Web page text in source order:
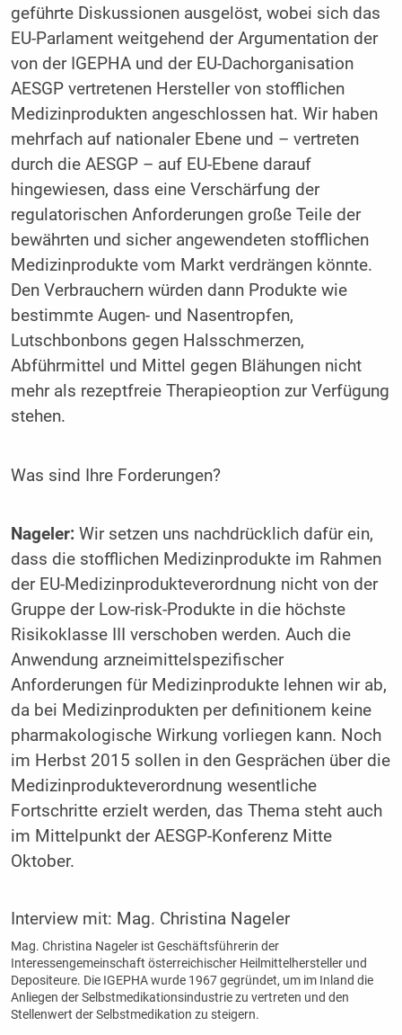
geführte Diskussionen ausgelöst, wobei sich das
EU-Parlament weitgehend der Argumentation der
von der IGEPHA und der EU-Dachorganisation
AESGP vertretenen Hersteller von stofflichen
Medizinprodukten angeschlossen hat. Wir haben
mehrfach auf nationaler Ebene und – vertreten
durch die AESGP – auf EU-Ebene darauf
hingewiesen, dass eine Verschärfung der
regulatorischen Anforderungen große Teile der
bewährten und sicher angewendeten stofflichen
Medizinprodukte vom Markt verdrängen könnte.
Den Verbrauchern würden dann Produkte wie
bestimmte Augen- und Nasentropfen,
Lutschbonbons gegen Halsschmerzen,
Abführmittel und Mittel gegen Blähungen nicht
mehr als rezeptfreie Therapieoption zur Verfügung
stehen.
Was sind Ihre Forderungen?
Nageler:Wir setzen uns nachdrücklich dafür ein,
dass die stofflichen Medizinprodukte im Rahmen
der EU-Medizinprodukteverordnung nicht von der
Gruppe der Low-risk-Produkte in die höchste
Risikoklasse III verschoben werden. Auch die
Anwendung arzneimittelspezifischer
Anforderungen für Medizinprodukte lehnen wir ab,
da bei Medizinprodukten per definitionem keine
pharmakologische Wirkung vorliegen kann. Noch
im Herbst 2015 sollen in den Gesprächen über die
Medizinprodukteverordnung wesentliche
Fortschritte erzielt werden, das Thema steht auch
im Mittelpunkt der AESGP-Konferenz Mitte
Oktober.
Interview mit: Mag. Christina Nageler
Mag. Christina Nageler ist Geschäftsführerin der
Interessengemeinschaft österreichischer Heilmittelhersteller und
Depositeure. Die IGEPHA wurde 1967 gegründet, um im Inland die
Anliegen der Selbstmedikationsindustrie zu vertreten und den
Stellenwert der Selbstmedikation zu steigern.